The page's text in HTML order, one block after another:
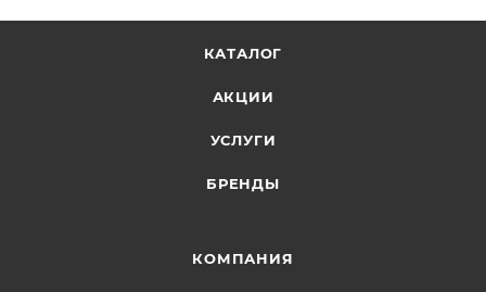
КАТАЛОГ
АКЦИИ
УСЛУГИ
БРЕНДЫ
КОМПАНИЯ